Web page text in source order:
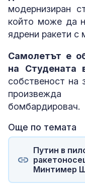
модернизиран
който може да
ядрени ракети с
Самолетът е
на Студената
собственост на
произвежда
бомбардировач.
Още по темата
Путин в
Минтимер